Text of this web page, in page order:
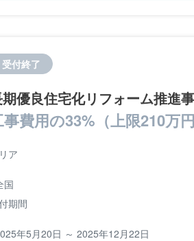
受付終了
優良住宅化リフォーム推進
費用の33%（上限210万円
ア
国
期間
年5月20日 ～ 2025年12月22日